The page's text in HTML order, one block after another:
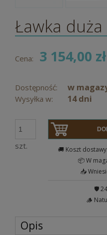
Ławka
Cena: 3 154,00 zł
Dostępność: w
Wysyłka w: 14 dni
szt.
🚚 Koszt
📦 W
📥
🛡️
🪵
Opis